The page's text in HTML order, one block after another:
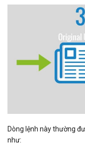
Dòng lệnh này thường
như: